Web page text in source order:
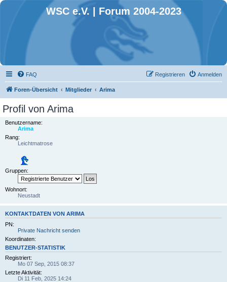
WSC e.V. | Forum 2004-2023
FAQ Anmelden
Registrieren
Foren-Übersicht Mitglieder Arima
Profil von Arima
Benutzername:
Arima
Rang:
Leichtmatrose
Gruppen:
Wohnort:
Neustadt
KONTAKTDATEN VON ARIMA
PN:
Private Nachricht senden
Koordinaten:
BENUTZER-STATISTIK
Registriert:
Mo 07 Sep, 2015 08:37
Letzte Aktivität:
Di 11 Feb, 2025 14:24